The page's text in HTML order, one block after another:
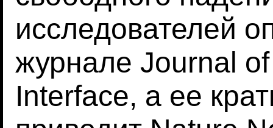
исследователей
журнале Journal
Interface, а ее